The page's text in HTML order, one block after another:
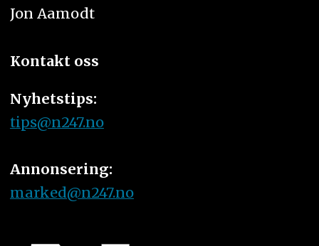
Jon Aamodt
Kontakt oss
Nyhetstips:
tips@n247.no
Annonsering:
marked@n247.no